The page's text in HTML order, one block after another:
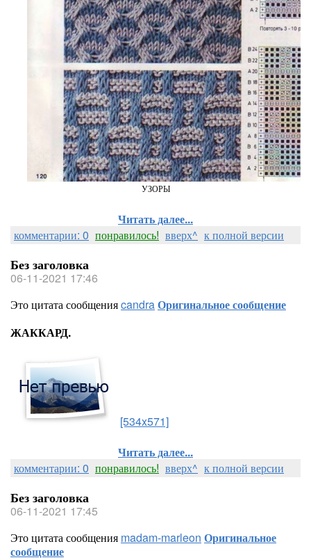
УЗОРЫ
Читать далее...
комментарии: 0 понравилось! вверх^ к полной версии
Без заголовка
06-11-2021 17:46
Это цитата сообщенияcandraОригинальное сообщение
ЖАККАРД.
[534x571]
Читать далее...
комментарии: 0 понравилось! вверх^ к полной версии
Без заголовка
06-11-2021 17:45
Это цитата сообщения madam-marleon Оригинальное
сообщение